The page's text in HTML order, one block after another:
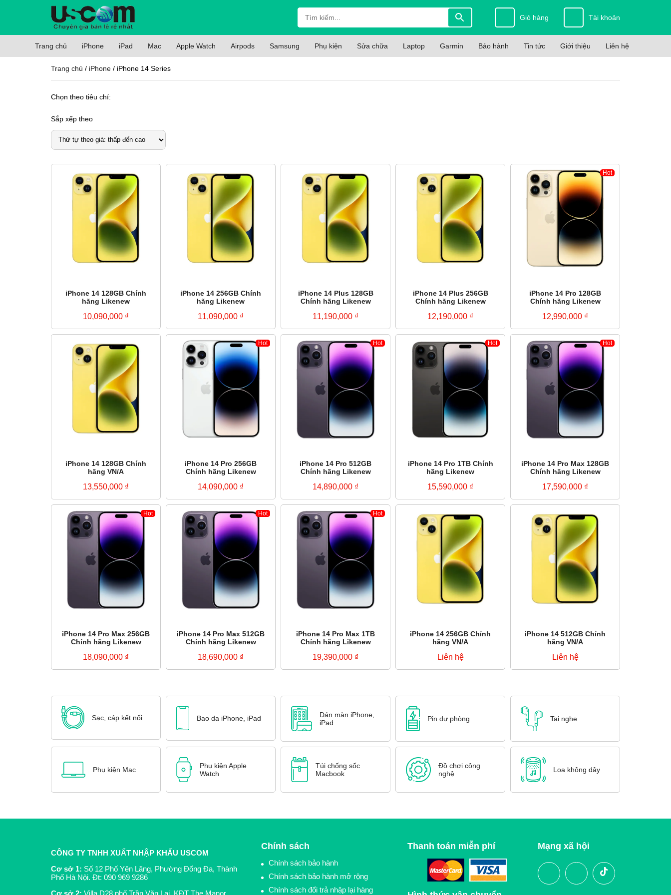
Giỏ hàng Tài khoản
Trang chủ iPhone iPad Mac Apple Watch Airpods Samsung Phụ kiện Sửa chữa Laptop Garmin Bảo hành Tin tức Giới thiệu Liên hệ
Trang chủ / iPhone / iPhone 14 Series
Chọn theo tiêu chí:
Sắp xếp theo
iPhone 14 128GB Chính
hãng Likenew
10,090,000 ₫
iPhone 14 256GB Chính
hãng Likenew
11,090,000 ₫
iPhone 14 Plus 128GB
Chính hãng Likenew
11,190,000 ₫
iPhone 14 Plus 256GB
Chính hãng Likenew
12,190,000 ₫
Hot
iPhone 14 Pro 128GB
Chính hãng Likenew
12,990,000 ₫
iPhone 14 128GB Chính
hãng VN/A
13,550,000 ₫
Hot
iPhone 14 Pro 256GB
Chính hãng Likenew
14,090,000 ₫
Hot
iPhone 14 Pro 512GB
Chính hãng Likenew
14,890,000 ₫
Hot
iPhone 14 Pro 1TB Chính
hãng Likenew
15,590,000 ₫
Hot
iPhone 14 Pro Max 128GB
Chính hãng Likenew
17,590,000 ₫
Hot
iPhone 14 Pro Max 256GB
Chính hãng Likenew
18,090,000 ₫
Hot
iPhone 14 Pro Max 512GB
Chính hãng Likenew
18,690,000 ₫
Hot
iPhone 14 Pro Max 1TB
Chính hãng Likenew
19,390,000 ₫
iPhone 14 256GB Chính
hãng VN/A
Liên hệ
iPhone 14 512GB Chính
hãng VN/A
Liên hệ
Sạc, cáp kết nối Bao da iPhone, iPad
Dán màn iPhone,
iPad
Pin dự phòng Tai nghe
Phụ kiện Mac
Phụ kiện Apple
Watch
Túi chống sốc
Macbook
Đồ chơi công
nghệ
Loa không dây
CÔNG TY TNHH XUẤT NHẬP KHẨU USCOM
Cơ sở 1: Số 12 Phố Yên Lãng, Phường Đống Đa, Thành
Phố Hà Nội. Đt: 090 969 9286
Cơ sở 2: Villa D28 phố Trần Văn Lai, KĐT The Manor,
Chính sách
Chính sách bảo hành
Chính sách bảo hành mở rộng
Chính sách đổi trả nhập lại hàng
Thanh toán miễn phí Mạng xã hội